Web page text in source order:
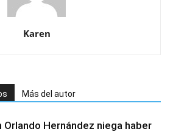
Karen
Más del autor
Orlando Hernández niega haber